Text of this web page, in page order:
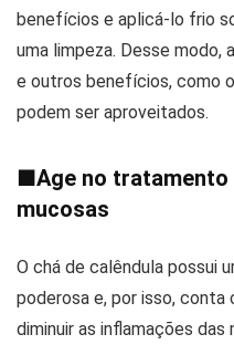
benefícios e aplicá-lo frio
uma limpeza. Desse modo,
e outros benefícios, como
podem ser aproveitados.
■Age no
mucosas
O chá de calêndula possui
poderosa e, por isso,
diminuir as inflamações das